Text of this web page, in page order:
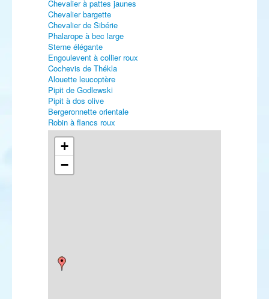
Chevalier à pattes jaunes
Chevalier bargette
Chevalier de Sibérie
Phalarope à bec large
Sterne élégante
Engoulevent à collier roux
Cochevis de Thékla
Alouette leucoptère
Pipit de Godlewski
Pipit à dos olive
Bergeronnette orientale
Robin à flancs roux
Rougequeue de Moussier
Traquet isabelle
Traquet du désert
Fauvette des Balkans
Pouillot de Pallas
+
−